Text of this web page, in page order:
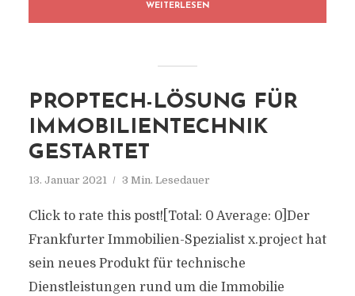
WEITERLESEN
PROPTECH-LÖSUNG FÜR
IMMOBILIENTECHNIK
GESTARTET
13. Januar 2021 3 Min. Lesedauer
Click to rate this post![Total: 0 Average: 0]Der
Frankfurter Immobilien-Spezialist x.project hat
sein neues Produkt für technische
Dienstleistungen rund um die Immobilie